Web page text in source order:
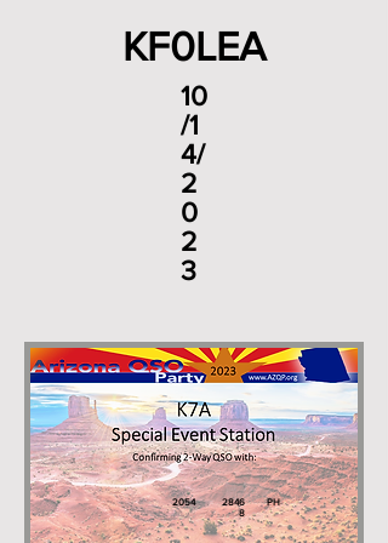
KF0LEA
10
/1
4/
2
0
2
3
2054
2846
8
PH